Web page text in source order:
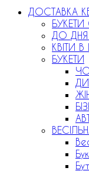
ДОСТАВКА
ДО ДНЯ
КВІТИ
БУКЕТИ